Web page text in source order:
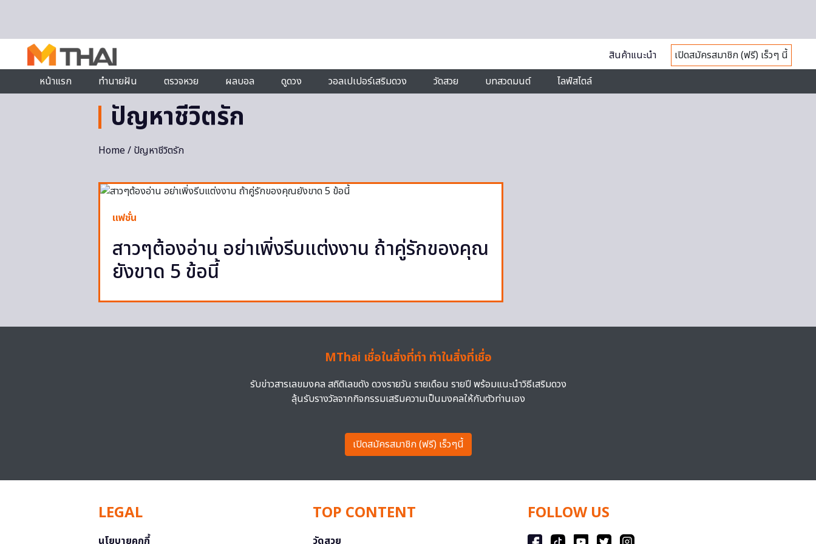
สินค้าแนะนำ
เปิดสมัครสมาชิก (ฟรี) เร็วๆ นี้
หน้าแรก
ทำนายฝัน ตรวจหวย ผลบอล ดูดวง วอลเปเปอร์เสริมดวง วัดสวย บทสวดมนต์ ไลฟ์สไตล์
ปัญหาชีวิตรัก
Home/ ปัญหาชีวิตรัก
แฟชั่น
สาวๆต้องอ่าน อย่าเพิ่งรีบแต่งงาน ถ้าคู่รักของคุณ
ยังขาด 5 ข้อนี้
MThai เชื่อในสิ่งที่ทำ ทำในสิ่งที่เชื่อ
รับข่าวสารเลขมงคล สถิติเลขดัง ดวงรายวัน รายเดือน รายปี พร้อมแนะนำวิธีเสริมดวง
ลุ้นรับรางวัลจากกิจกรรมเสริมความเป็นมงคลให้กับตัวท่านเอง
เปิดสมัครสมาชิก (ฟรี) เร็วๆนี้
LEGAL
นโยบายคุกกี้
TOP CONTENT
วัดสวย
FOLLOW US